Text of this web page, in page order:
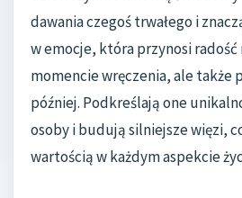
dawania czegoś trwałego i
w emocje, która przynosi
momencie wręczenia, ale także
później. Podkreślają one
osoby i budują silniejsze więzi,
wartością w każdym aspekcie